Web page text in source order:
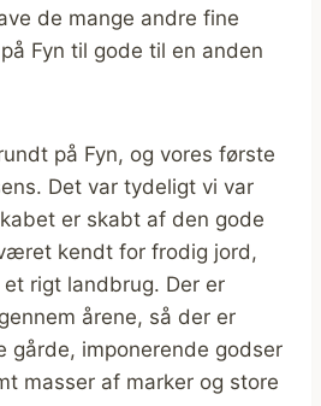
de mange andre fine
Fyn til gode til en anden
på Fyn, og vores første
Det var tydeligt vi var
er skabt af den gode
kendt for frodig jord,
rigt landbrug. Der er
årene, så der er
gårde, imponerende godser
masser af marker og store